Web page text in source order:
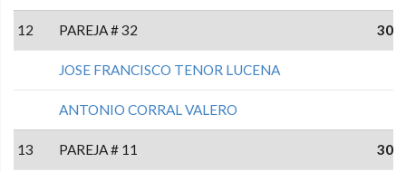
12 PAREJA # 32 30
JOSE FRANCISCO TENOR LUCENA
ANTONIO CORRAL VALERO
13 PAREJA # 11 30